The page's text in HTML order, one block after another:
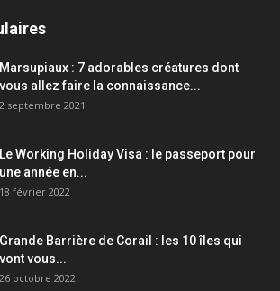
Marsupiaux : 7 adorables créatures dont
vous allez faire la connaissance...
2 septembre 2021
Le Working Holiday Visa : le passeport pour
une année en...
18 février 2022
Grande Barrière de Corail : les 10 îles qui
vont vous...
26 octobre 2022